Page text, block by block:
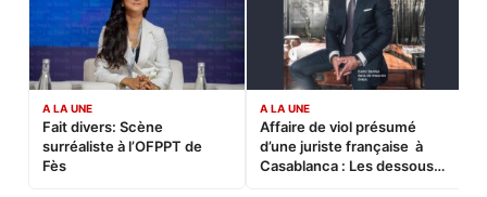
A LA UNE
Fait divers: Scène
surréaliste à l’OFPPT de
Fès
A LA UNE
Affaire de viol présumé
d’une juriste française à
Casablanca : Les dessous